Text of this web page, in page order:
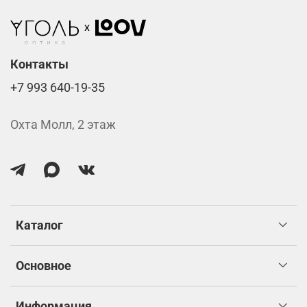
Стоимость указана за две линзы вместе с
изготовлением.
Каталог
Основное
Контакты
+7 993 640-19-35
Охта Молл, 2 этаж